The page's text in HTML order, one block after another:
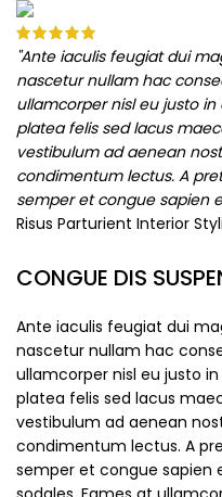
"Ante iaculis feugiat dui
nascetur nullam hac
ullamcorper nisl eu justo in
platea felis sed lacus
vestibulum ad aenean
condimentum lectus. A
semper et congue sapien
Risus Parturient Interior
CONGUE DIS
Ante iaculis feugiat dui
nascetur nullam hac
ullamcorper nisl eu justo
platea felis sed lacus
vestibulum ad aenean
condimentum lectus. A
semper et congue sapien